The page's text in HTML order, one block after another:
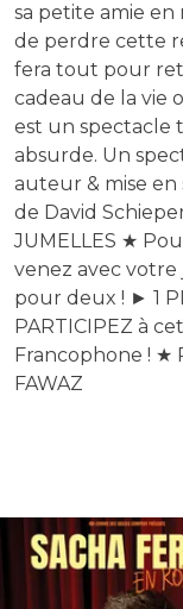
sa petite amie en
de perdre cette
fera tout pour
cadeau de la vie
est un spectacle
absurde. Un
auteur & mise en
de David
JUMELLES ★
venez avec
pour deux ! ► 1
PARTICIPEZ à
Francophone ! ★
FAWAZ